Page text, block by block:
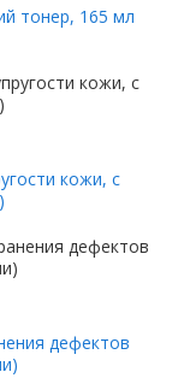
тонер, 165 мл
кожи, с
дефектов